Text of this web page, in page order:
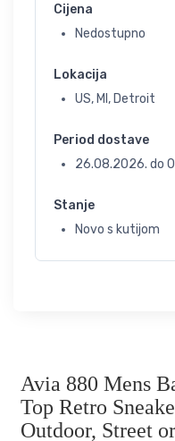
Cijena
Nedostupno
Lokacija
US, MI, Detroit
Period dostave
26.08.2026. do
Stanje
Novo s kutijom